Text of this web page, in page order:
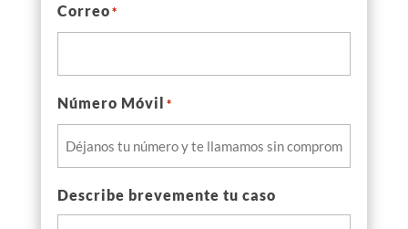
Correo*
Número Móvil *
Describe brevemente tu caso